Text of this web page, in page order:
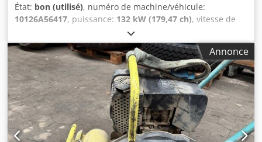
État: bon (utilisé), numéro de machine/véhicule:
10126A56417, puissance: 132 kW (179,47 ch), vitesse de
, tension d'entrée:
courant d'entrée:228 A, poids total:1 020 kg, longueur
totale:1 200 mm, largeur totale:800 mm, hauteur totale:
1 100 mm , Moteur AMMANN, type SEV-315M4 Cedpfxott
Auus Aqljrf Spécifications techniques : Modèle : SEV-315M4
Fabricant : AMMANN Puissance nominale : 132 kW Tension
de service 50 Hz : 400 V Vitesse de rotation nominale :
1.490 l/min Pour plus de détails, voir photos & plaque
signalétique État : Marchandise d'occasion, révisée en
Annonce